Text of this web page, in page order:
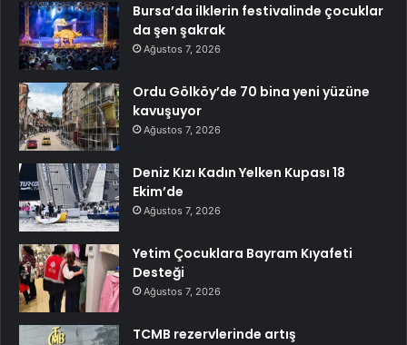
Bursa’da ilklerin festivalinde çocuklar
da şen şakrak
Ağustos 7, 2026
Ordu Gölköy’de 70 bina yeni yüzüne
kavuşuyor
Ağustos 7, 2026
Deniz Kızı Kadın Yelken Kupası 18
Ekim’de
Ağustos 7, 2026
Yetim Çocuklara Bayram Kıyafeti
Desteği
Ağustos 7, 2026
TCMB rezervlerinde artış